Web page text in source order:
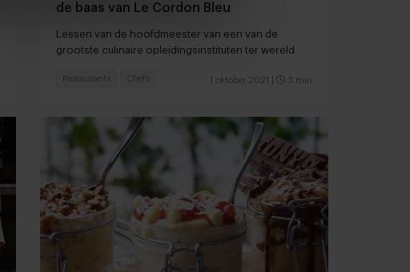
de baas van Le Cordon Bleu
Lessen van de hoofdmeester van een van de
grootste culinaire opleidingsinstituten ter wereld
1 oktober 2021 3 min
Restaurants Chefs